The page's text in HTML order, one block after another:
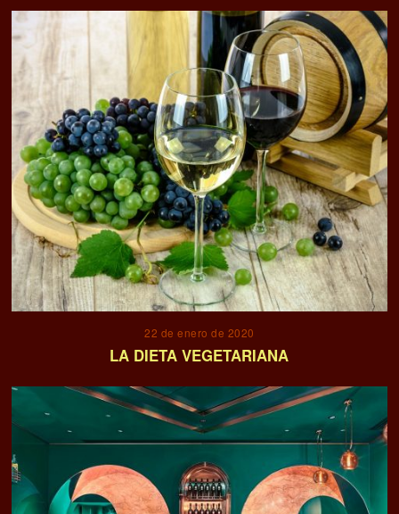
22 de enero de 2020
LA DIETA VEGETARIANA